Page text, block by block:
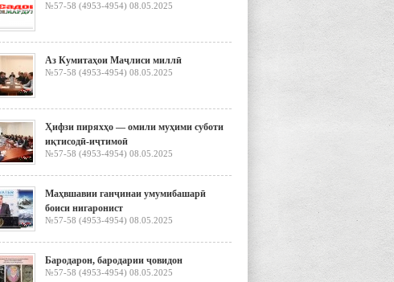
№57-58 (4953-4954) 08.05.2025
Аз Кумитаҳои Маҷлиси миллӣ
№57-58 (4953-4954) 08.05.2025
Ҳифзи пиряхҳо — омили муҳими суботи
иқтисодӣ-иҷтимоӣ
№57-58 (4953-4954) 08.05.2025
Маҳвшавии ганҷинаи умумибашарӣ
боиси нигаронист
№57-58 (4953-4954) 08.05.2025
Бародарон, бародарии ҷовидон
№57-58 (4953-4954) 08.05.2025